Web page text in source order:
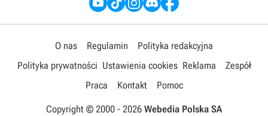
O nas Regulamin
Polityka redakcyjna
Polityka prywatności Ustawienia cookies Reklama
Zespół
Praca
Kontakt Pomoc
Copyright © 2000 - 2026 Webedia Polska SA